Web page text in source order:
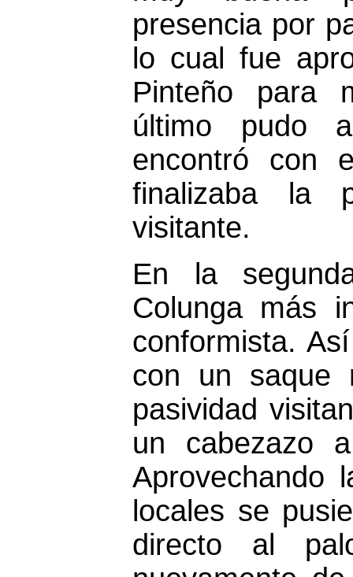
presencia por
lo cual fue
Pinteño para
último pudo
encontró con
finalizaba la
visitante.
En la
Colunga más
conformista.
con un saque
pasividad
un cabezazo
Aprovechando
locales se
directo al